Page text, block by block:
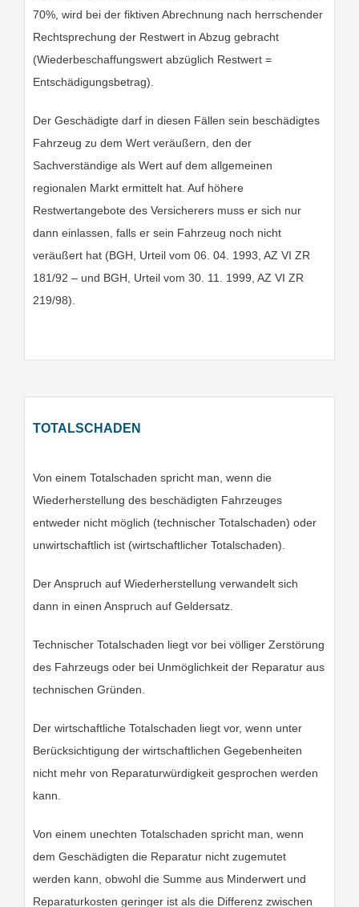
70%, wird bei der fiktiven Abrechnung nach herrschender
Rechtsprechung der Restwert in Abzug gebracht
(Wiederbeschaffungswert abzüglich Restwert =
Entschädigungsbetrag).
Der Geschädigte darf in diesen Fällen sein beschädigtes
Fahrzeug zu dem Wert veräußern, den der
Sachverständige als Wert auf dem allgemeinen
regionalen Markt ermittelt hat. Auf höhere
Restwertangebote des Versicherers muss er sich nur
dann einlassen, falls er sein Fahrzeug noch nicht
veräußert hat (BGH, Urteil vom 06. 04. 1993, AZ VI ZR
181/92 – und BGH, Urteil vom 30. 11. 1999, AZ VI ZR
219/98).
TOTALSCHADEN
Von einem Totalschaden spricht man, wenn die
Wiederherstellung des beschädigten Fahrzeuges
entweder nicht möglich (technischer Totalschaden) oder
unwirtschaftlich ist (wirtschaftlicher Totalschaden).
Der Anspruch auf Wiederherstellung verwandelt sich
dann in einen Anspruch auf Geldersatz.
Technischer Totalschaden liegt vor bei völliger Zerstörung
des Fahrzeugs oder bei Unmöglichkeit der Reparatur aus
technischen Gründen.
Der wirtschaftliche Totalschaden liegt vor, wenn unter
Berücksichtigung der wirtschaftlichen Gegebenheiten
nicht mehr von Reparaturwürdigkeit gesprochen werden
kann.
Von einem unechten Totalschaden spricht man, wenn
dem Geschädigten die Reparatur nicht zugemutet
werden kann, obwohl die Summe aus Minderwert und
Reparaturkosten geringer ist als die Differenz zwischen